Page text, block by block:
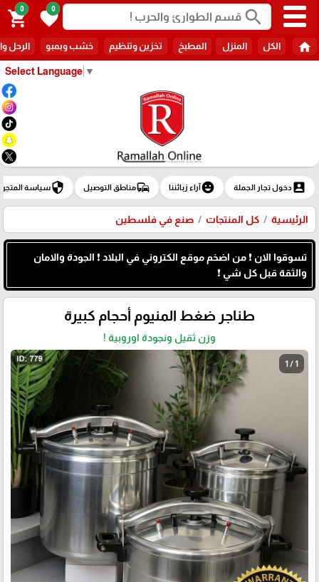
Select Language ▼
search
0
favorite
0
shopping_cart
home الكل المنزل المطبخ تخزين وتنظيم خشب وبمبو الرحل
account_boxدخول تجار الجملة emoji_emotionsآراء زبائننا commuteمناطق التوصيل securityسياسة المتجر
الرئيسية كل المنتجات صنع في فلسطين
تسوقوا الان ❗ من اضخم موقع الكتروني في البلاد ❗ الجودة والامان
والثقة قبل كل شي ❗
طناجر ضغط المنيوم أحجام كبيرة
وزن ثقيل ونجودة اوروبية !
1 / 1